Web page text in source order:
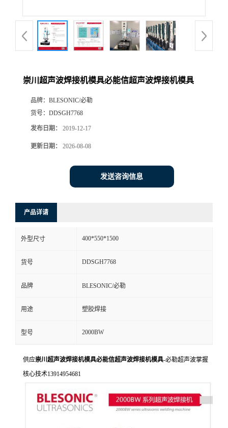
崇川超声波焊接机模具必能信超声波焊接机模具
品牌： BLESONIC/必勒
货号： DDSGH7768
发布日期： 2019-12-17
更新日期： 2026-08-08
发送咨询信息
产品详请
外型尺寸 400*550*1500
货号 DDSGH7768
品牌 BLESONIC/必勒
用途 塑胶焊接
型号 2000BW
供应崇川超声波焊接机模具必能信超声波焊接机模具-必勒超声波掌握
核心技术13914954681